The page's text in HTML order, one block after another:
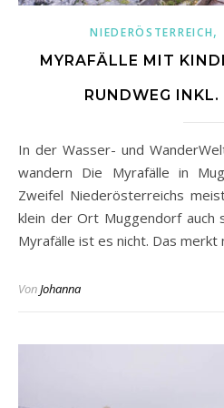
NIEDERÖSTERREICH,
MYRAFÄLLE MIT
RUNDWEG
In der Wasser- und WanderWelt Myrafälle in Muggendorf
wandern Die Myrafälle in
Zweifel Niederösterreichs
klein der Ort Muggendorf auch
Myrafälle ist es nicht. Das
VonJohanna